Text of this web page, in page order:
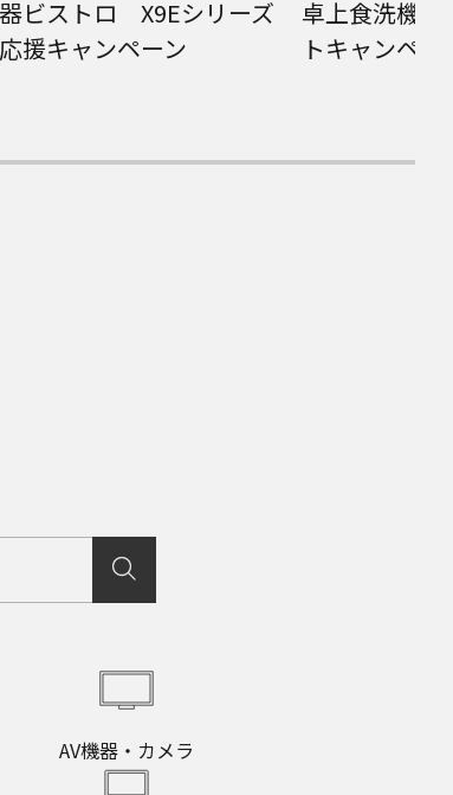
ビストロ X9Eシリーズ
援キャンペーン
卓上食洗機
トキャンペー
AV機器・カメラ